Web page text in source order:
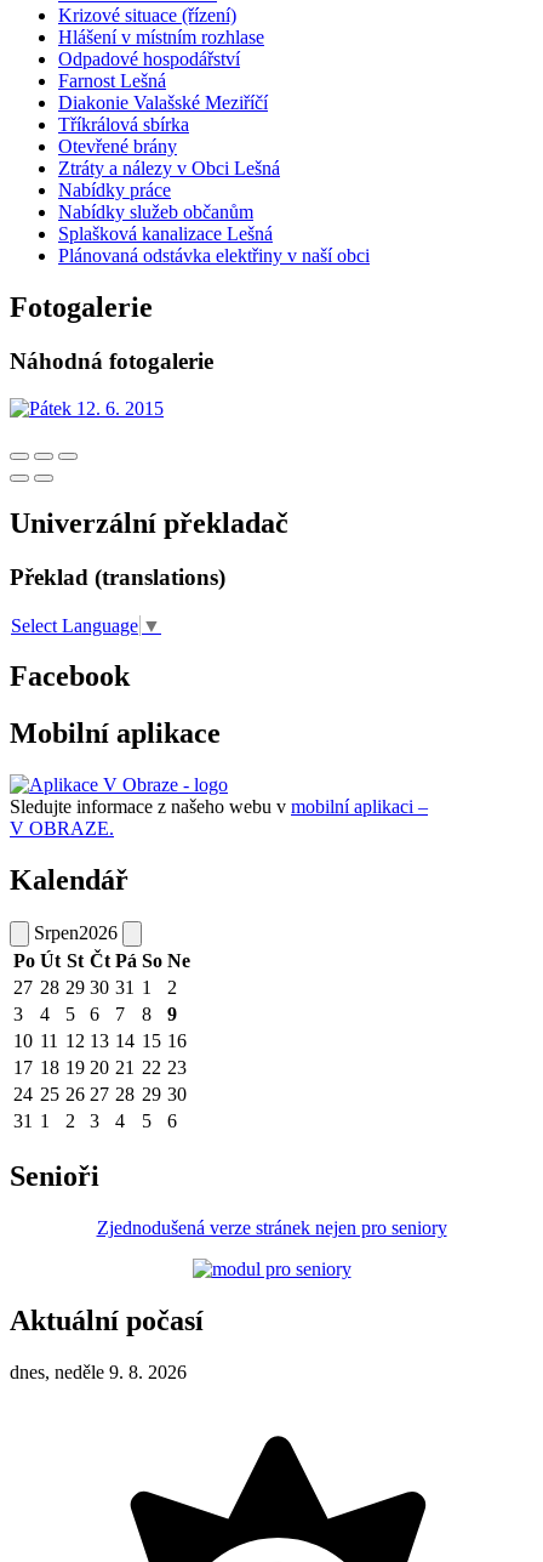
Krizové situace (řízení)
Hlášení v místním rozhlase
Odpadové hospodářství
Farnost Lešná
Diakonie Valašské Meziříčí
Tříkrálová sbírka
Otevřené brány
Ztráty a nálezy v Obci Lešná
Nabídky práce
Nabídky služeb občanům
Splašková kanalizace Lešná
Plánovaná odstávka elektřiny v naší obci
Fotogalerie
Náhodná fotogalerie
Univerzální překladač
Překlad (translations)
Select Language ▼
Facebook
Mobilní aplikace
Sledujte informace z našeho webu v mobilní aplikaci –
V OBRAZE.
Kalendář
Srpen2026
Po Út St Čt Pá So Ne
27 28 29 30 31 1
2
3
4 5 6 7 8
9
10 11 12 13 14 15 16
17 18 19 20 21 22 23
24 25 26 27 28 29 30
31 1 2 3 4 5 6
Senioři
Zjednodušená verze stránek nejen pro seniory
Aktuální počasí
dnes, neděle 9. 8. 2026